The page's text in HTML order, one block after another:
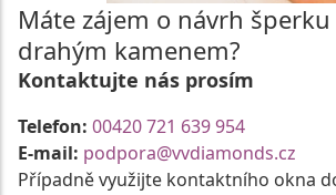
Máte zájem o návrh
drahým kamenem?
Kontaktujte nás prosím
Telefon: 00420 721 639 954
E-mail: podpora@vvdiamonds.cz
Případně využijte kontaktního okna